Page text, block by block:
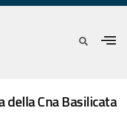
Cna Basilicata